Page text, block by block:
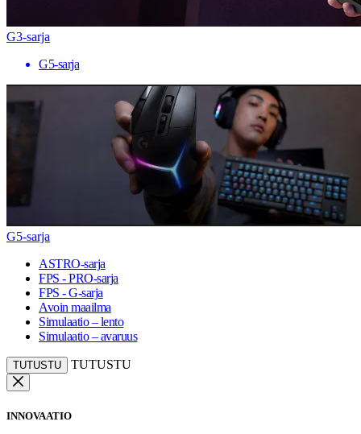
G3-sarja
G5-sarja
G5-sarja
ASTRO-sarja
FPS - PRO-sarja
FPS - G-sarja
Avoin maailma
Simulaatio – lento
Simulaatio – avaruus
TUTUSTU TUTUSTU
INNOVAATIO